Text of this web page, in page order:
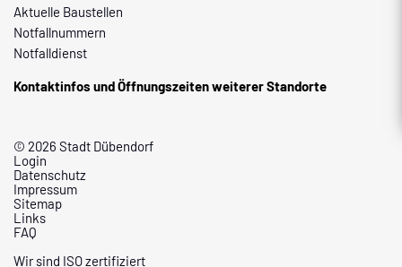
Aktuelle Baustellen
Notfallnummern
Notfalldienst
Kontaktinfos und Öffnungszeiten weiterer Standorte
© 2026 Stadt Dübendorf
Login
Datenschutz
Impressum
Sitemap
Links
FAQ
Wir sind ISO zertifiziert